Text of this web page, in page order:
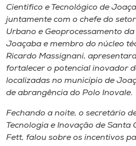
Científico e Tecnológico de
juntamente com o chefe do
Urbano e Geoprocessamento
Joaçaba e membro do núcleo
Ricardo Massignani,
fortalecer o potencial inovador
localizadas no município de
de abrangência do Polo Inovale.
Fechando a noite, o secretário
Tecnologia e Inovação de Santa
Fett, falou sobre os incentivos